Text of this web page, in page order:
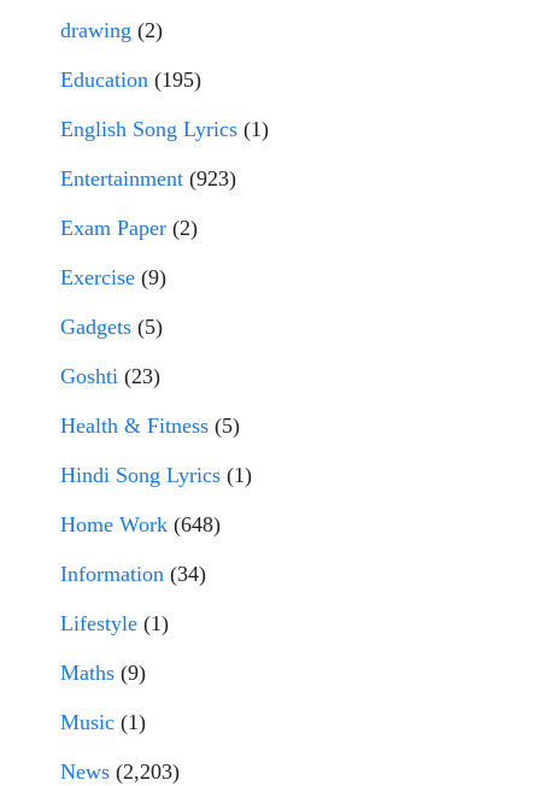
drawing (2)
Education (195)
English Song Lyrics (1)
Entertainment (923)
Exam Paper (2)
Exercise (9)
Gadgets (5)
Goshti (23)
Health & Fitness (5)
Hindi Song Lyrics (1)
Home Work (648)
Information (34)
Lifestyle (1)
Maths (9)
Music (1)
News (2,203)